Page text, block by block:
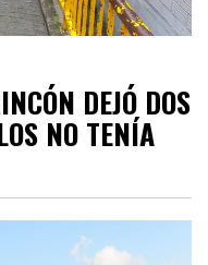
DEJÓ DOS
NO TENÍA